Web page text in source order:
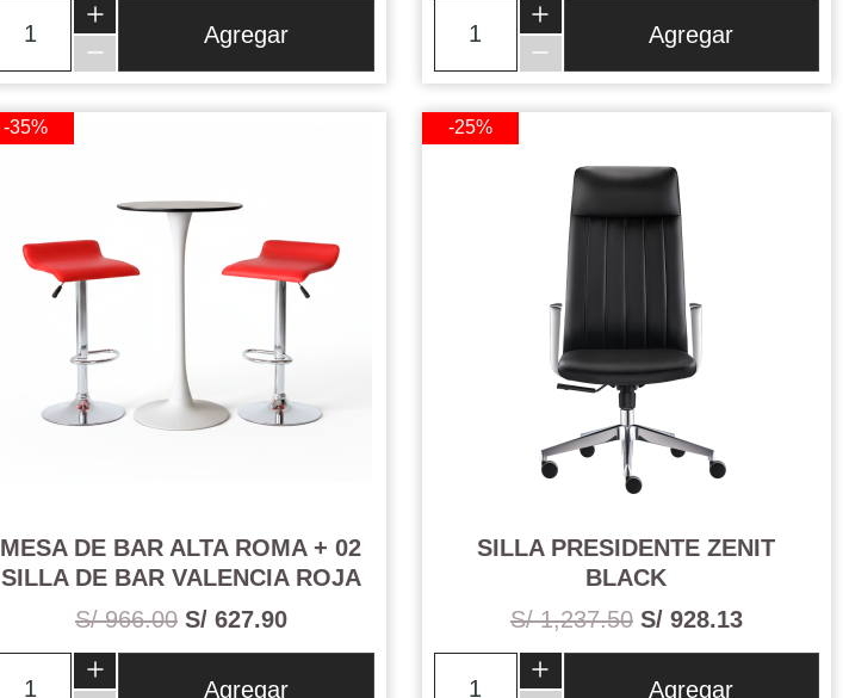
Agregar Agregar
-35%
MESA DE BAR ALTA ROMA + 02
SILLA DE BAR VALENCIA ROJA
S/ 966.00 S/ 627.90
Agregar
-25%
SILLA PRESIDENTE ZENIT
BLACK
S/ 1,237.50 S/ 928.13
Agregar